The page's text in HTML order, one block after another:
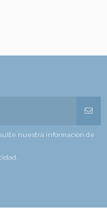
nuestra información de